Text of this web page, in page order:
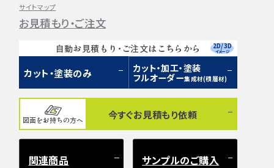
サイトマップ
お見積もり・ご注文
自動お見積もり・ご注文はこちらから
カット・塗装のみ
カット・加工・塗装
フルオーダー集成材(積層材)
2D/3D
イメージ
図面をお持ちの方へ 今すぐお見積もり依頼
関連商品 サンプルのご購入